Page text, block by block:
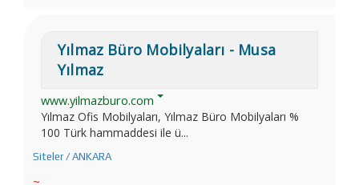
Yılmaz Büro Mobilyaları - Musa
Yılmaz
www.yilmazburo.com
Yılmaz Ofis Mobilyaları, Yılmaz Büro Mobilyaları %
100 Türk hammaddesi ile ü...
Siteler / ANKARA
~